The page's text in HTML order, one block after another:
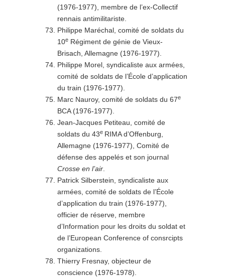
(1976-1977), membre de l’ex-Collectif
rennais antimilitariste.
Philippe Maréchal, comité de soldats du
10e Régiment de génie de Vieux-
Brisach, Allemagne (1976-1977).
Philippe Morel, syndicaliste aux armées,
comité de soldats de l’École d’application
du train (1976-1977).
Marc Nauroy, comité de soldats du 67e
BCA (1976-1977).
Jean-Jacques Petiteau, comité de
soldats du 43e RIMA d’Offenburg,
Allemagne (1976-1977), Comité de
défense des appelés et son journal
Crosse en l’air
Patrick Silberstein, syndicaliste aux
armées, comité de soldats de l’École
d’application du train (1976-1977),
officier de réserve, membre
d’Information pour les droits du soldat et
de l’European Conference of consrcipts
organizations.
Thierry Fresnay, objecteur de
conscience (1976-1978).